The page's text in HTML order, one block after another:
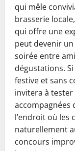
qui mêle
brasserie
qui offre une
peut devenir
soirée entre
dégustations.
festive et sans
invitera à
accompagnées
l’endroit où les
naturellement
concours